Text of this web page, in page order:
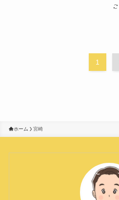
1
ホーム 宮崎